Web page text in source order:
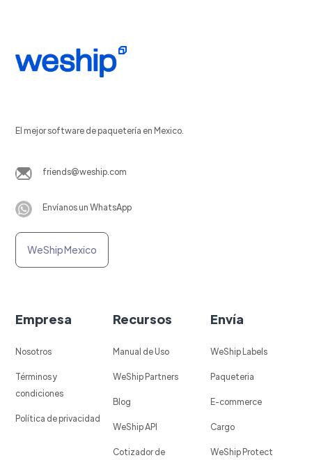
El mejor software de paquetería en Mexico.
friends@weship.com
Envíanos un WhatsApp
WeShip Mexico
Empresa
Nosotros
Términos y
condiciones
Política de privacidad
Recursos
Manual de Uso
WeShip Partners
Blog
WeShip API
Cotizador de
Envía
WeShip Labels
Paqueteria
E-commerce
Cargo
WeShip Protect